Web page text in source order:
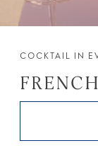
COCKTAIL IN